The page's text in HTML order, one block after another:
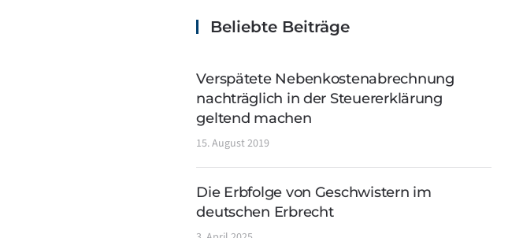
Beliebte Beiträge
Verspätete Nebenkostenabrechnung
nachträglich in der Steuererklärung
geltend machen
15. August 2019
Die Erbfolge von Geschwistern im
deutschen Erbrecht